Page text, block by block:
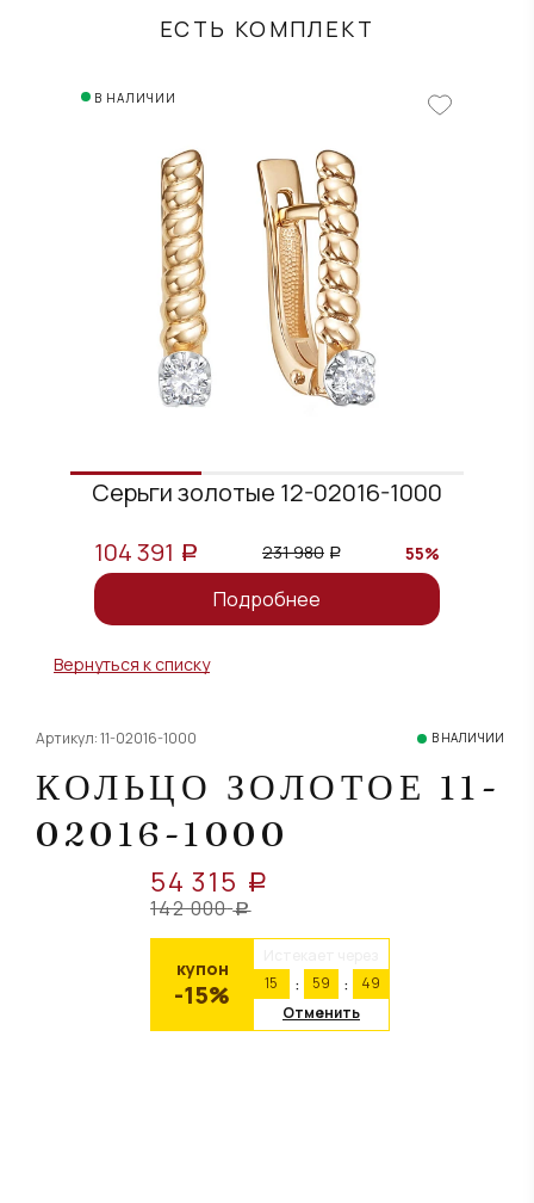
ЕСТЬ КОМПЛЕКТ
В НАЛИЧИИ
Серьги золотые 12-02016-1000
104 391 a 231 980 a 55%
Подробнее
Вернуться к списку
Артикул: 11-02016-1000 В НАЛИЧИИ
КОЛЬЦО ЗОЛОТОЕ 11-
02016-1000
54 315 a
142 000 a
купон
-15%
15
59
49
Отменить